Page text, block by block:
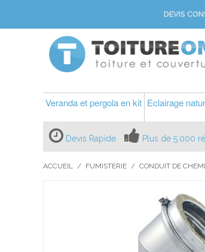
DEVIS
Veranda et pergola en kit Eclairage
Devis Rapide Plus de 5.000
ACCUEIL / FUMISTERIE / CONDUIT DE